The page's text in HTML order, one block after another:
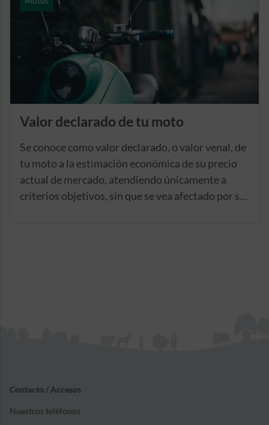
contar con un permiso A2 desde hace, al menos,
dos años.
Valor declarado de tu moto
Se conoce como valor declarado, o valor venal, de
tu moto a la estimación económica de su precio
actual de mercado, atendiendo únicamente a
criterios objetivos, sin que se vea afectado por su
Contacto / Accesos
Nuestros teléfonos